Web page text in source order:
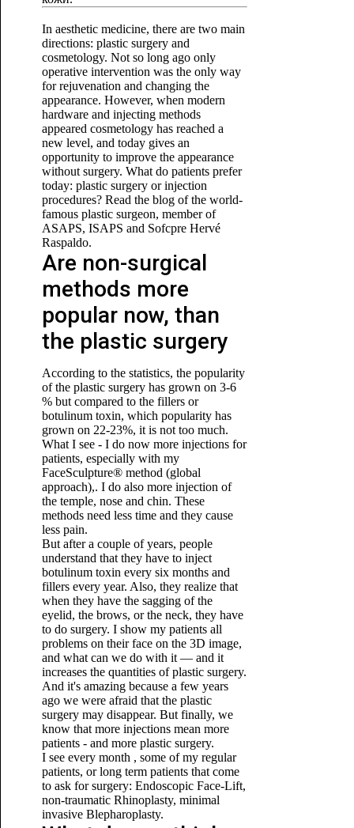
In aesthetic medicine, there are two main
directions: plastic surgery and
cosmetology. Not so long ago only
operative intervention was the only way
for rejuvenation and changing the
appearance. However, when modern
hardware and injecting methods
appeared cosmetology has reached a
new level, and today gives an
opportunity to improve the appearance
without surgery. What do patients prefer
today: plastic surgery or injection
procedures? Read the blog of the world-
famous plastic surgeon, member of
ASAPS, ISAPS and Sofcpre Hervé
Raspaldo.
Are non-surgical
methods more
popular now, than
the plastic surgery
According to the statistics, the popularity
of the plastic surgery has grown on 3-6
% but compared to the fillers or
botulinum toxin, which popularity has
grown on 22-23%, it is not too much.
What I see - I do now more injections for
patients, especially with my
FaceSculpture® method (global
approach),. I do also more injection of
the temple, nose and chin. These
methods need less time and they cause
less pain.
But after a couple of years, people
understand that they have to inject
botulinum toxin every six months and
fillers every year. Also, they realize that
when they have the sagging of the
eyelid, the brows, or the neck, they have
to do surgery. I show my patients all
problems on their face on the 3D image,
and what can we do with it — and it
increases the quantities of plastic surgery.
And it's amazing because a few years
ago we were afraid that the plastic
surgery may disappear. But finally, we
know that more injections mean more
patients - and more plastic surgery.
I see every month , some of my regular
patients, or long term patients that come
to ask for surgery: Endoscopic Face-Lift,
non-traumatic Rhinoplasty, minimal
invasive Blepharoplasty.